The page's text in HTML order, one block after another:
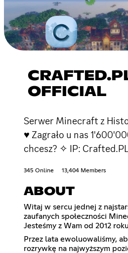
OFFICIAL
Serwer Minecraft z
♥ Zagrało u nas
chcesz? ✧ IP:
345 Online 13,404 Members
ABOUT
Witaj w sercu jednej z
zaufanych społeczności
Jesteśmy z Wam od 2012
Przez lata ewoluowaliśmy,
rozrywkę na najwyższym